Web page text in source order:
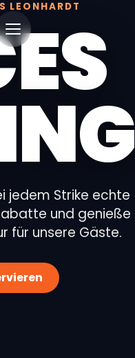
LEONHARDT
jedem Strike echte
und genieße
für unsere Gäste.